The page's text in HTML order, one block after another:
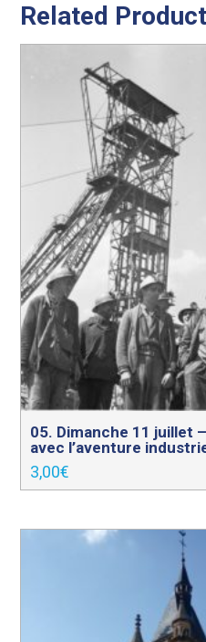
Related
05. Dimanche 11 juillet
avec l’aventure
3,00€